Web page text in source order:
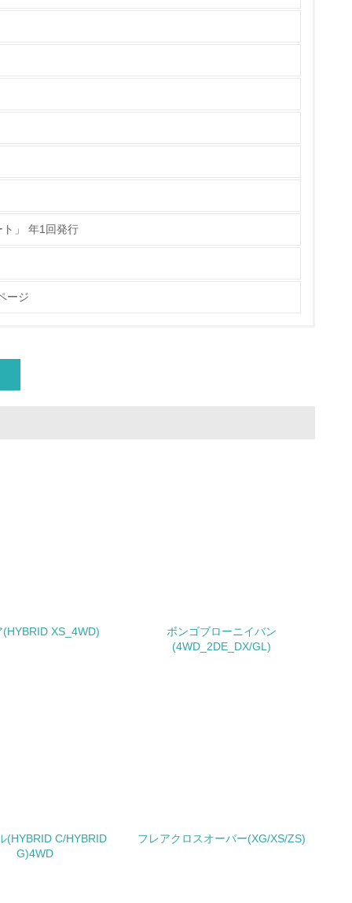
ている
ル目標や計画を立てている
している
」 年1回発行
ージ
(HYBRID XS_4WD)
ボンゴブローニイバン
(4WD_2DE_DX/GL)
(HYBRID C/HYBRID
G)4WD
フレアクロスオーバー(XG/XS/ZS)